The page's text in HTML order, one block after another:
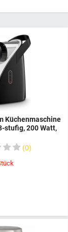
Küchenmaschine
stufig, 200 Watt,
0